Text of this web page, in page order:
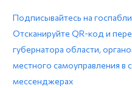
Подписывайтесь на
Отсканируйте QR-код и
губернатора области,
местного самоуправления в
мессенджерах